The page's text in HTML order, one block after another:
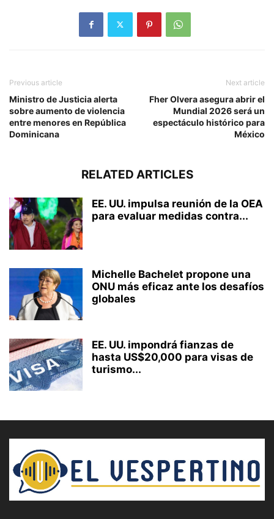
Previous article
Ministro de Justicia alerta
sobre aumento de violencia
entre menores en República
Dominicana
Next article
Fher Olvera asegura abrir el
Mundial 2026 será un
espectáculo histórico para
México
RELATED ARTICLES
EE. UU. impulsa reunión de la OEA
para evaluar medidas contra...
Michelle Bachelet propone una
ONU más eficaz ante los desafíos
globales
EE. UU. impondrá fianzas de
hasta US$20,000 para visas de
turismo...